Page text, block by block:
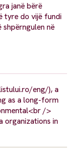
janë bërë
tyre do vijë fundi
shpërngulen në
eng/), a
as a long-form
/>
organizations in